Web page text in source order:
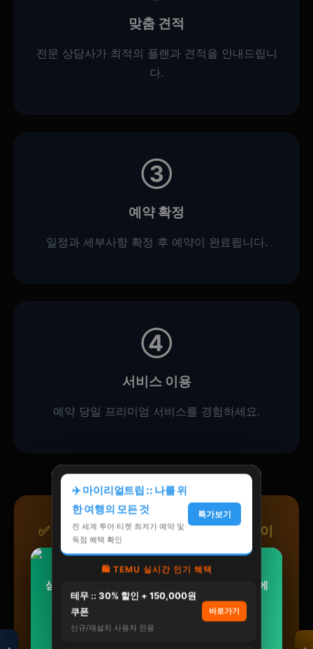
맞춤 견적
전문 상담사가 최적의 플랜과 견적을 안내드립니
다.
③
예약 확정
일정과 세부사항 확정 후 예약이 완료됩니다.
④
서비스 이용
예약 당일 프리미엄 서비스를 경험하세요.
✅ 전북특별자치도 전국콜을 선택하는 이
유
전국 네트워크:전북특별자치도 포함 전국 16
개 광역시·도 직영 서비스
모두의백화점
✈️ 마이리얼트립 :: 나를 위
한 여행의 모든 것
전 세계 투어·티켓 최저가 예약 및
독점 혜택 확인
특가보기
🛍️ TEMU 실시간 인기 혜택
테무 :: 30% 할인 + 150,000원
쿠폰
신규/재설치 사용자 전용
바로가기
[네이버단독] 익스트림 김종국 블랙마카 2500
120정, 1개
삼성 AI 무풍콤보갤러리 청정 이지오픈 멀티형 에
어컨 AF80F17D…